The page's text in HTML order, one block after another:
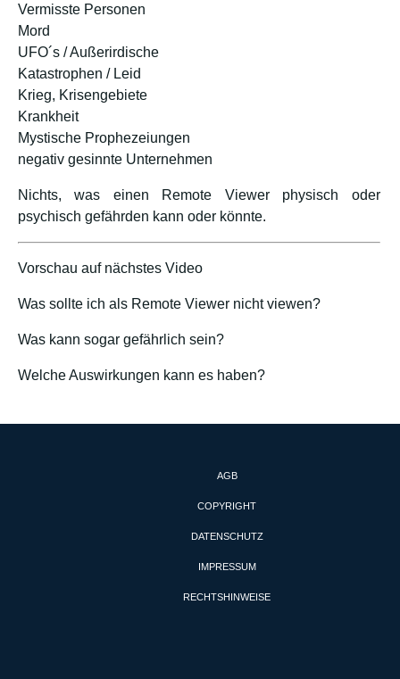
Vermisste Personen
Mord
UFO´s / Außerirdische
Katastrophen / Leid
Krieg, Krisengebiete
Krankheit
Mystische Prophezeiungen
negativ gesinnte Unternehmen
Nichts, was einen Remote Viewer physisch oder
psychisch gefährden kann oder könnte.
Vorschau auf nächstes Video
Was sollte ich als Remote Viewer nicht viewen?
Was kann sogar gefährlich sein?
Welche Auswirkungen kann es haben?
AGB
COPYRIGHT
DATENSCHUTZ
IMPRESSUM
RECHTSHINWEISE